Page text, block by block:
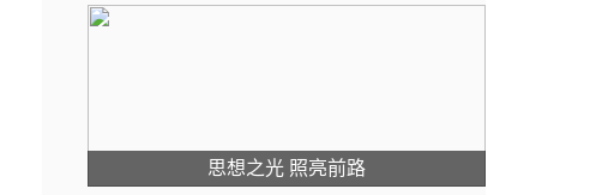
思想之光 照亮前路